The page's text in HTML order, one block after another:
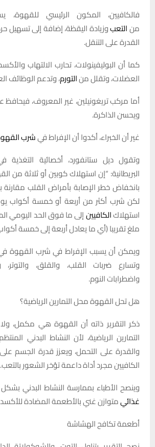
فالكافيين، المكون الرئيسي للقهوة،
منالتعبوزيادة اليقظة، إضافة إلى تسهيل
القدرة على التنقل.
كما أن البوليفينولات، تحارب الالتهاب
العضلات، وتقلل منالتورم، وتدعم الوظائف
أما مركب تريغونيلين، غير المعروف، فيحافظ
ويحسن الذاكرة.
غير أن الخبراء، أكدوا أن الإفراط فيشرب
وتقول ديل ستانفورد، أخصائية
البريطانية: “إن استهلاك كوبين أو ثلاثة من
بانخفاض خطر الإصابة بأمراض القلب
لكن شرب أكثر من أربعة أو خمسة أكواب
استهلاكالكافيين
ملغ تقريبا (أي ما يعادل أربعة إلى خمسة
ويمكن أن يسبب الإفراط في شرب القهوة
وتسارع ضربات القلب، والقلق، والتوتر،
واضطرابات النوم.
هل تحل القهوة محل التمارين الرياضية؟
ذكر التقرير ذاته أن القهوة هي مكمل،
التمارين الرياضية، لأن النشاط البدني
والقدرة على التحمل، ويعزز قدرة الجسم على
الكافيين مجرد أداة داعمة تؤخر الشعور بالتعب.
وينصح الأطباء بممارسة النشاط البدني بشكل
غذائيمتوازن غني بالأطعمة المضادة
أطعمة تكافح الهشاشة